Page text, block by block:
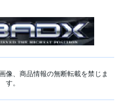
像、商品情報の無断転載を禁じま
す。